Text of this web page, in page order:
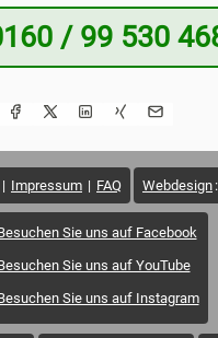
/ 99 530
Impressum FAQ Webdesign :
Sie uns auf Facebook
Sie uns auf YouTube
Sie uns auf Instagram